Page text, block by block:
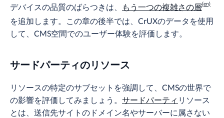
デバイスの品質のばらつきは、
もう一つの複雑さの層
を追加します。この章の後半では、CrUXのデータを使用
して、CMS空間でのユーザー体験を評価します。
サードパーティのリソース
リソースの特定のサブセットを強調して、CMSの世界で
の影響を評価してみましょう。 サードパーティ リソース
とは、送信先サイトのドメイン名やサーバーに属さない